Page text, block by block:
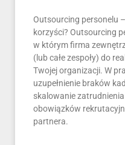
Outsourcing personelu
korzyści? Outsourcing
w którym firma
(lub całe zespoły) do
Twojej organizacji. W
uzupełnienie braków
skalowanie
obowiązków
partnera.